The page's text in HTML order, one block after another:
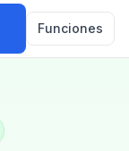
Funciones